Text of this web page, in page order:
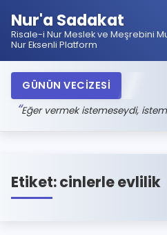
Nur'a Sadakat
Risale-i Nur Meslek ve Meşrebini
Nur Eksenli Platform
GÜNÜN VECİZESİ
Eğer vermek istemeseydi,
Etiket:cinlerle evlilik